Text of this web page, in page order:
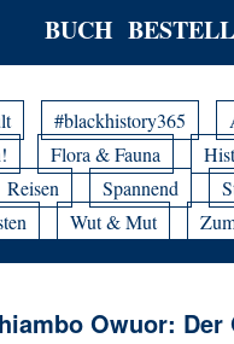
BUCH
#blackhistory365
Flora & Fauna
Reisen Spannend
Wut & Mut
Owuor: